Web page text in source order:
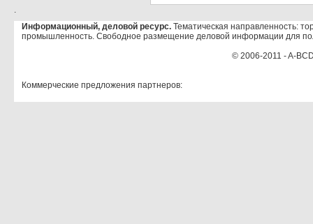
.
Информационный, деловой ресурс. Тематическая направленность:
промышленность. Свободное размещение деловой информации для
© 2006-2011 - A-
Коммерческие предложения партнеров: